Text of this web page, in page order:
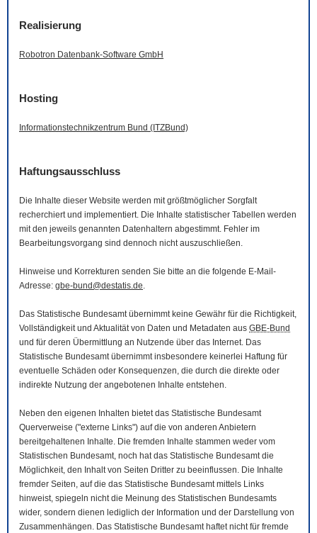
Realisierung
Robotron Datenbank-Software GmbH
Hosting
Informationstechnikzentrum Bund (ITZBund)
Haftungsausschluss
Die Inhalte dieser Website werden mit größtmöglicher Sorgfalt
recherchiert und implementiert. Die Inhalte statistischer Tabellen werden
mit den jeweils genannten Datenhaltern abgestimmt. Fehler im
Bearbeitungsvorgang sind dennoch nicht auszuschließen.
Hinweise und Korrekturen senden Sie bitte an die folgende E-Mail -
Adresse: gbe-bund@destatis.de.
Das Statistische Bundesamt übernimmt keine Gewähr für die Richtigkeit,
Vollständigkeit und Aktualität von Daten und Metadaten aus GBE-Bund
und für deren Übermittlung an Nutzende über das Internet. Das
Statistische Bundesamt übernimmt insbesondere keinerlei Haftung für
eventuelle Schäden oder Konsequenzen, die durch die direkte oder
indirekte Nutzung der angebotenen Inhalte entstehen.
Neben den eigenen Inhalten bietet das Statistische Bundesamt
Querverweise ("externe Links") auf die von anderen Anbietern
bereitgehaltenen Inhalte. Die fremden Inhalte stammen weder vom
Statistischen Bundesamt, noch hat das Statistische Bundesamt die
Möglichkeit, den Inhalt von Seiten Dritter zu beeinflussen. Die Inhalte
fremder Seiten, auf die das Statistische Bundesamt mittels Links
hinweist, spiegeln nicht die Meinung des Statistischen Bundesamts
wider, sondern dienen lediglich der Information und der Darstellung von
Zusammenhängen. Das Statistische Bundesamt haftet nicht für fremde